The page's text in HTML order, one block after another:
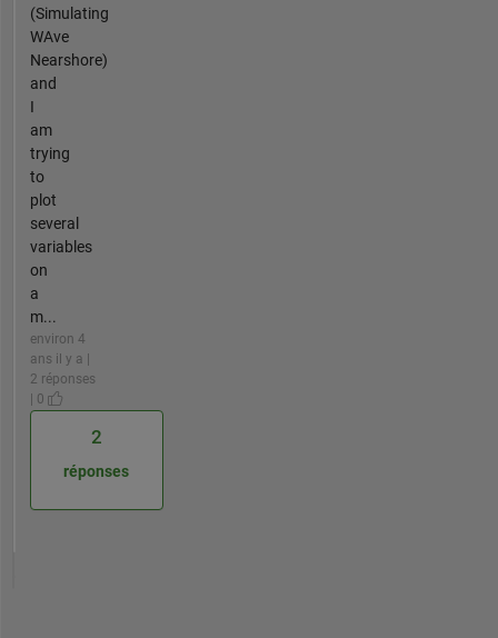
(Simulating
WAve
Nearshore)
and
I
am
trying
to
plot
several
variables
on
a
m...
environ 4
ans il y a |
2 réponses
| 0
2
réponses